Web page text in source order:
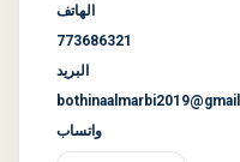
الهاتف
773686321
البريد
واتساب